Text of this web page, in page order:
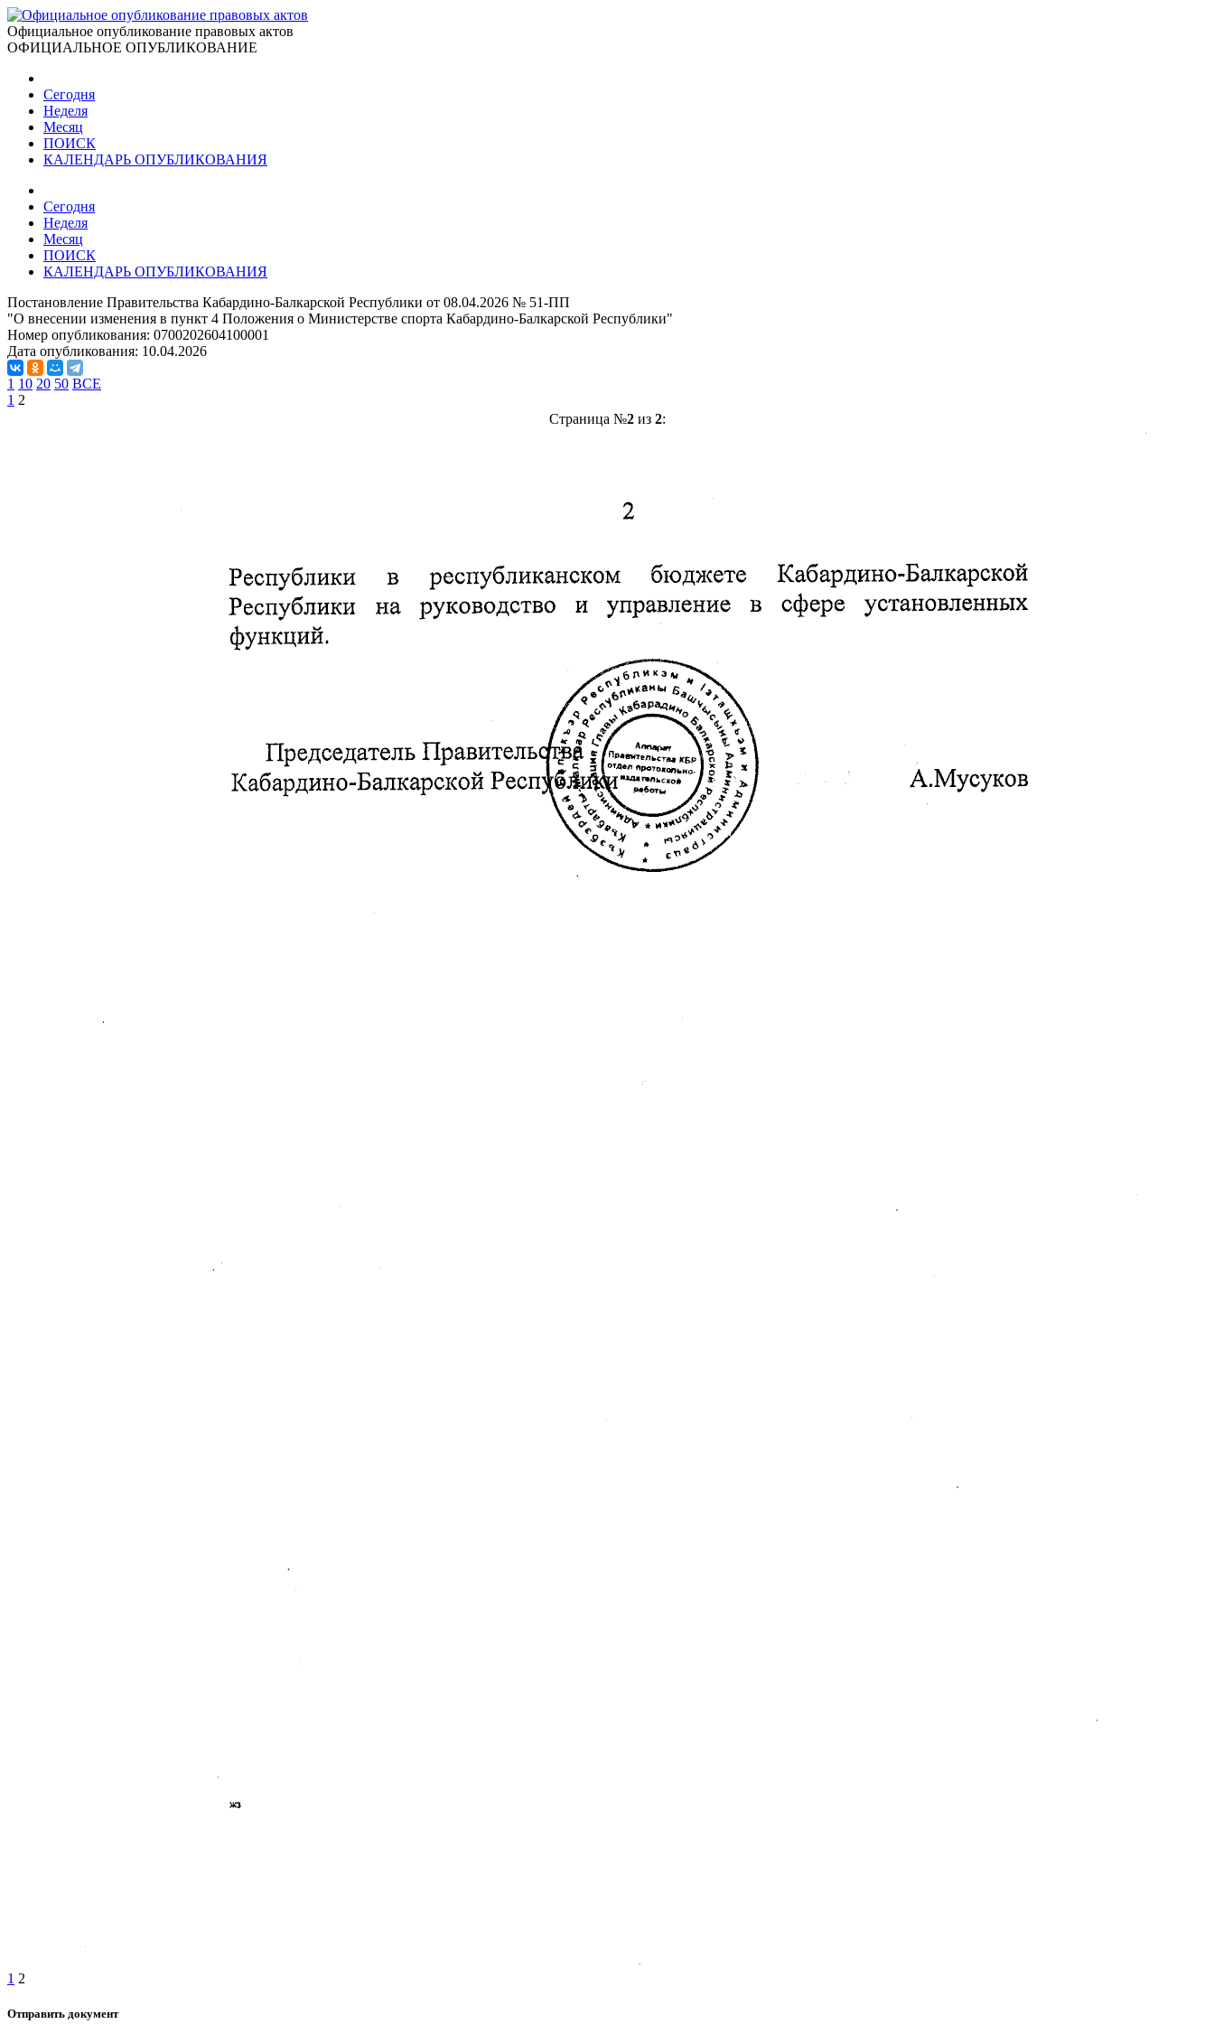
Официальное опубликование правовых актов
ОФИЦИАЛЬНОЕ ОПУБЛИКОВАНИЕ
Сегодня
Неделя
Месяц
ПОИСК
КАЛЕНДАРЬ ОПУБЛИКОВАНИЯ
Сегодня
Неделя
Месяц
ПОИСК
КАЛЕНДАРЬ ОПУБЛИКОВАНИЯ
Постановление Правительства Кабардино-Балкарской Республики от 08.04.2026 № 51-ПП
"О внесении изменения в пункт 4 Положения о Министерстве спорта Кабардино-Балкарской Республики"
Номер опубликования: 0700202604100001
Дата опубликования: 10.04.2026
1 10 20 50 ВСЕ
1 2
Страница №2из 2:
1 2
Отправить документ